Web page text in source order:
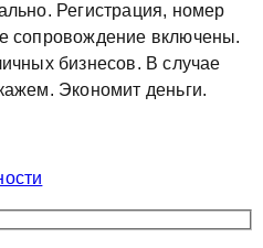
Регистрация, номер
сопровождение включены.
бизнесов. В случае
Экономит деньги.